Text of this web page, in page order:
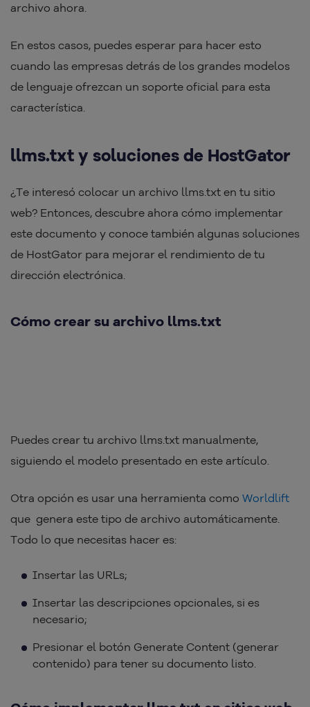
archivo ahora.
En estos casos, puedes esperar para hacer esto
cuando las empresas detrás de los grandes modelos
de lenguaje ofrezcan un soporte oficial para esta
característica.
llms.txt y soluciones de HostGator
¿Te interesó colocar un archivo llms.txt en tu sitio
web? Entonces, descubre ahora cómo implementar
este documento y conoce también algunas soluciones
de HostGator para mejorar el rendimiento de tu
dirección electrónica.
Cómo crear su archivo llms.txt
Puedes crear tu archivo llms.txt manualmente,
siguiendo el modelo presentado en este artículo.
Otra opción es usar una herramienta como Worldlift
que genera este tipo de archivo automáticamente.
Todo lo que necesitas hacer es:
Insertar las URLs;
Insertar las descripciones opcionales, si es
necesario;
Presionar el botón Generate Content (generar
contenido) para tener su documento listo.